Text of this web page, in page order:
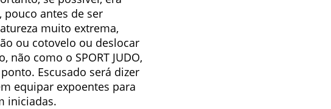
antes de ser
muito extrema,
ou cotovelo ou deslocar
como o SPORT JUDO,
Escusado será dizer
equipar expoentes para
iniciadas.